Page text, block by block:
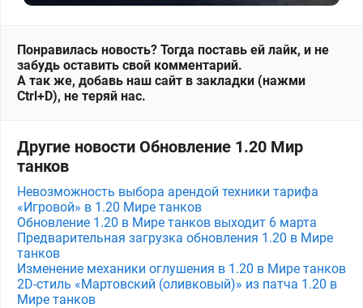
Понравилась новость? Тогда поставь ей лайк, и не
забудь оставить свой комментарий.
А так же, добавь наш сайт в закладки (нажми
Ctrl+D), не теряй нас.
Другие новости Обновление 1.20 Мир
танков
Невозможность выбора арендой техники тарифа
«Игровой» в 1.20 Мире танков
Обновление 1.20 в Мире танков выходит 6 марта
Предварительная загрузка обновления 1.20 в Мире
танков
Изменение механики оглушения в 1.20 в Мире танков
2D-стиль «Мартовский (оливковый)» из патча 1.20 в
Мире танков